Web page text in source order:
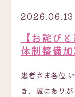
2026.06.13
【お詫び
体制整備
患者さま各位
き、誠にあり